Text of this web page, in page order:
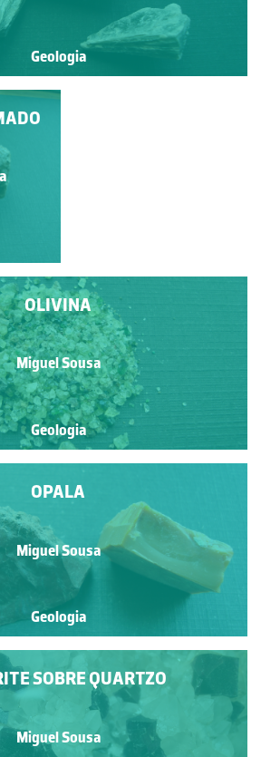
Geologia
OLIVINA
Miguel Sousa
Geologia
OPALA
Miguel Sousa
Geologia
SOBRE QUARTZO
Miguel Sousa